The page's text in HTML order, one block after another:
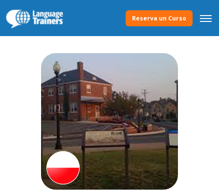
Reserva un Curso